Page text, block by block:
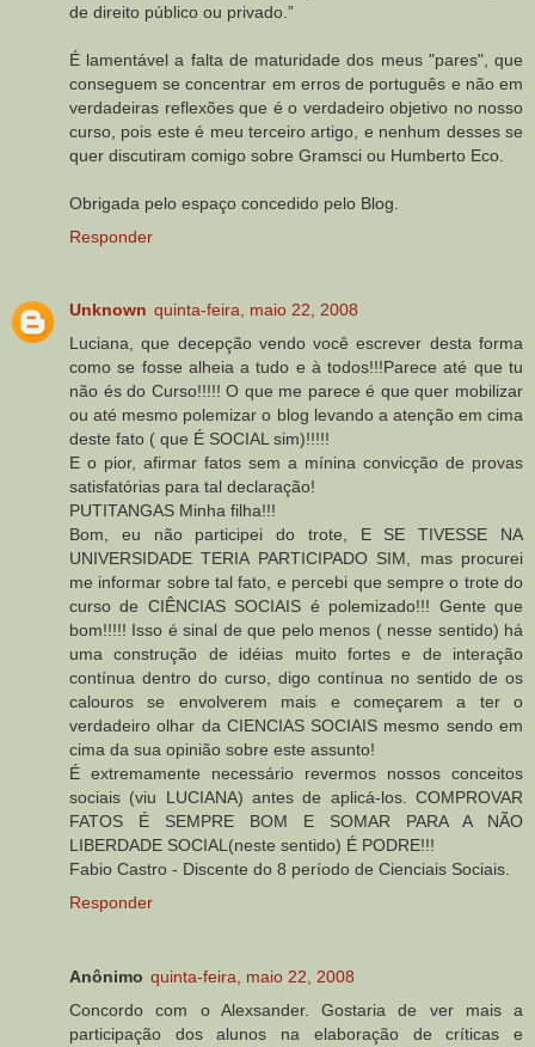
de direito público ou privado.”
É lamentável a falta de maturidade dos meus "pares", que
conseguem se concentrar em erros de português e não em
verdadeiras reflexões que é o verdadeiro objetivo no nosso
curso, pois este é meu terceiro artigo, e nenhum desses se
quer discutiram comigo sobre Gramsci ou Humberto Eco.
Obrigada pelo espaço concedido pelo Blog.
Responder
Unknown quinta-feira, maio 22, 2008
Luciana, que decepção vendo você escrever desta forma
como se fosse alheia a tudo e à todos!!!Parece até que tu
não és do Curso!!!!! O que me parece é que quer mobilizar
ou até mesmo polemizar o blog levando a atenção em cima
deste fato ( que É SOCIAL sim)!!!!!
E o pior, afirmar fatos sem a mínina convicção de provas
satisfatórias para tal declaração!
PUTITANGAS Minha filha!!!
Bom, eu não participei do trote, E SE TIVESSE NA
UNIVERSIDADE TERIA PARTICIPADO SIM, mas procurei
me informar sobre tal fato, e percebi que sempre o trote do
curso de CIÊNCIAS SOCIAIS é polemizado!!! Gente que
bom!!!!! Isso é sinal de que pelo menos ( nesse sentido) há
uma construção de idéias muito fortes e de interação
contínua dentro do curso, digo contínua no sentido de os
calouros se envolverem mais e começarem a ter o
verdadeiro olhar da CIENCIAS SOCIAIS mesmo sendo em
cima da sua opinião sobre este assunto!
É extremamente necessário revermos nossos conceitos
sociais (viu LUCIANA) antes de aplicá-los. COMPROVAR
FATOS É SEMPRE BOM E SOMAR PARA A NÃO
LIBERDADE SOCIAL(neste sentido) É PODRE!!!
Fabio Castro - Discente do 8 período de Cienciais Sociais.
Responder
Anônimo quinta-feira, maio 22, 2008
Concordo com o Alexsander. Gostaria de ver mais a
participação dos alunos na elaboração de críticas e